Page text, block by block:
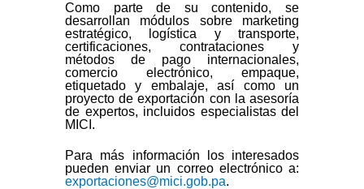
Como parte de su contenido, se
desarrollan módulos sobre marketing
estratégico, logística y transporte,
certificaciones, contrataciones y
métodos de pago internacionales,
comercio electrónico, empaque,
etiquetado y embalaje, así como un
proyecto de exportación con la asesoría
de expertos, incluidos especialistas del
MICI.
Para más información los interesados
pueden enviar un correo electrónico a:
exportaciones@mici.gob.pa.